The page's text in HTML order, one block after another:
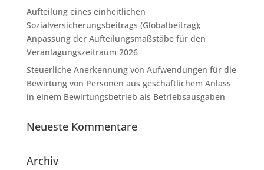
Aufteilung eines einheitlichen
Sozialversicherungsbeitrags (Globalbeitrag);
Anpassung der Aufteilungsmaßstäbe für den
Veranlagungszeitraum 2026
Steuerliche Anerkennung von Aufwendungen für die
Bewirtung von Personen aus geschäftlichem Anlass
in einem Bewirtungsbetrieb als Betriebsausgaben
Neueste Kommentare
Archiv